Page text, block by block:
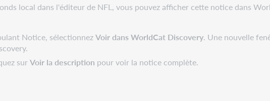
local dans l'éditeur de NFL, vous pouvez afficher cette notice dans
Notice, sélectionnezVoir dans WorldCat Discovery. Une nouvelle
surVoir la description pour voir la notice complète.